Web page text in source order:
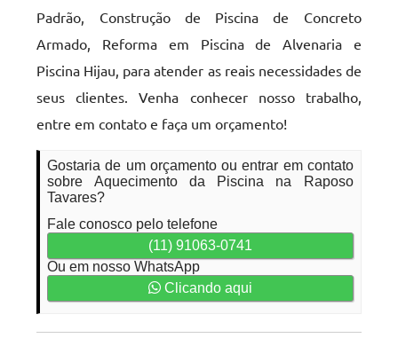
Padrão, Construção de Piscina de Concreto
Armado, Reforma em Piscina de Alvenaria e
Piscina Hijau, para atender as reais necessidades de
seus clientes. Venha conhecer nosso trabalho,
entre em contato e faça um orçamento!
Gostaria de um orçamento ou entrar em contato
sobre Aquecimento da Piscina na Raposo
Tavares?
Fale conosco pelo telefone
(11) 91063-0741
Ou em nosso WhatsApp
Clicando aqui